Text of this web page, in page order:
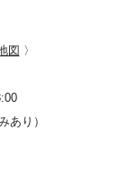
図 〉
あり）